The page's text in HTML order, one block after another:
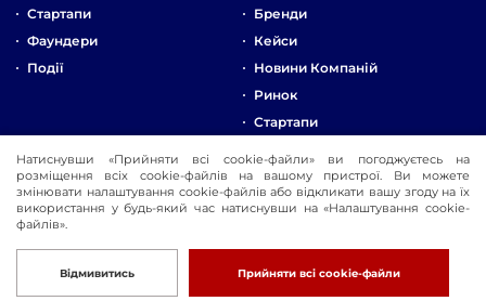
Стартапи
Фаундери
Події
Бренди
Кейси
Новини Компаній
Ринок
Стартапи
Про Компанію
Реклама
Контакти
© 2016-2026 Founder Розробка
Натиснувши «Прийняти всі cookie-файли» ви погоджуєтесь на
розміщення всіх cookie-файлів на вашому пристрої. Ви можете
змінювати налаштування cookie-файлів або відкликати вашу згоду на їх
використання у будь-який час натиснувши на «Налаштування cookie-
файлів».
Відмивитись Прийняти всі cookie-файли